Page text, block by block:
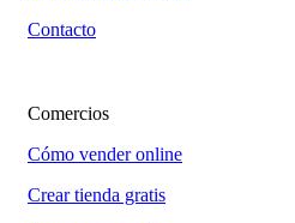
Contacto
Comercios
Cómo vender online
Crear tienda gratis